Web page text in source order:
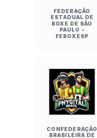
FEDERAÇÃO
ESTADUAL DE
BOXE DE SÃO
PAULO -
FEBOXESP
CONFEDERAÇÃO
BRASILEIRA DE